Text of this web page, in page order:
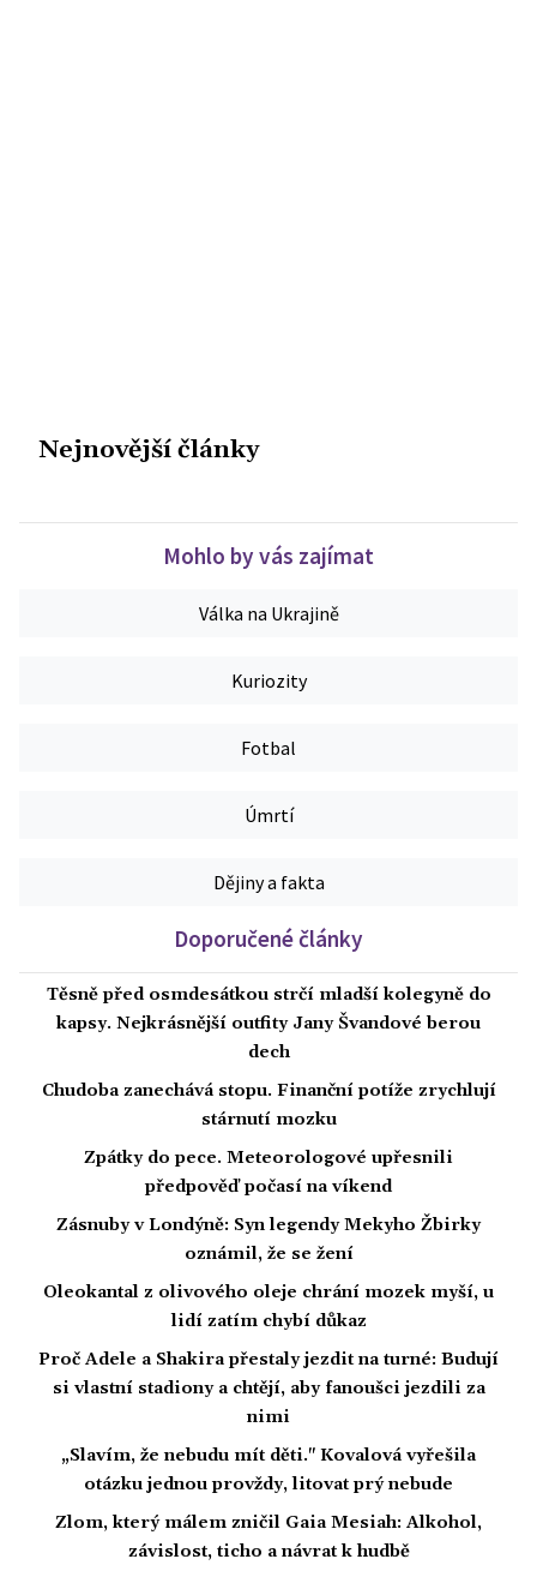
Nejnovější články
Mohlo by vás zajímat
Válka na Ukrajině
Kuriozity
Fotbal
Úmrtí
Dějiny a fakta
Doporučené články
Těsně před osmdesátkou strčí mladší kolegyně do
kapsy. Nejkrásnější outfity Jany Švandové berou
dech
Chudoba zanechává stopu. Finanční potíže zrychlují
stárnutí mozku
Zpátky do pece. Meteorologové upřesnili
předpověď počasí na víkend
Zásnuby v Londýně: Syn legendy Mekyho Žbirky
oznámil, že se žení
Oleokantal z olivového oleje chrání mozek myší, u
lidí zatím chybí důkaz
Proč Adele a Shakira přestaly jezdit na turné: Budují
si vlastní stadiony a chtějí, aby fanoušci jezdili za
nimi
„Slavím, že nebudu mít děti." Kovalová vyřešila
otázku jednou provždy, litovat prý nebude
Zlom, který málem zničil Gaia Mesiah: Alkohol,
závislost, ticho a návrat k hudbě